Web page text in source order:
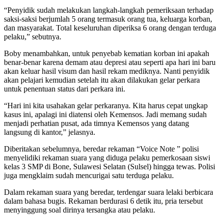
“Penyidik sudah melakukan langkah-langkah pemeriksaan terhadap
saksi-saksi berjumlah 5 orang termasuk orang tua, keluarga korban,
dan masyarakat. Total keseluruhan diperiksa 6 orang dengan terduga
pelaku,” sebutnya.
Boby menambahkan, untuk penyebab kematian korban ini apakah
benar-benar karena demam atau depresi atau seperti apa hari ini baru
akan keluar hasil visum dan hasil rekam mediknya. Nanti penyidik
akan pelajari kemudian setelah itu akan dilakukan gelar perkara
untuk penentuan status dari perkara ini.
“Hari ini kita usahakan gelar perkaranya. Kita harus cepat ungkap
kasus ini, apalagi ini diatensi oleh Kemensos. Jadi memang sudah
menjadi perhatian pusat, ada timnya Kemensos yang datang
langsung di kantor,” jelasnya.
Diberitakan sebelumnya, beredar rekaman “Voice Note ” polisi
menyelidiki rekaman suara yang diduga pelaku pemerkosaan siswi
kelas 3 SMP di Bone, Sulawesi Selatan (Sulsel) hingga tewas. Polisi
juga mengklaim sudah mencurigai satu terduga pelaku.
Dalam rekaman suara yang beredar, terdengar suara lelaki berbicara
dalam bahasa bugis. Rekaman berdurasi 6 detik itu, pria tersebut
menyinggung soal dirinya tersangka atau pelaku.